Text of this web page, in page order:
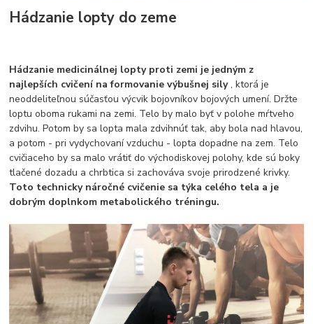
Hádzanie lopty do zeme
Hádzanie medicinálnej lopty proti zemi je jedným z
najlepších cvičení na formovanie výbušnej sily, ktorá je
neoddeliteľnou súčasťou výcvik bojovníkov bojových umení. Držte
loptu oboma rukami na zemi. Telo by malo byť v polohe mŕtveho
zdvihu. Potom by sa lopta mala zdvihnúť tak, aby bola nad hlavou,
a potom - pri vydychovaní vzduchu - lopta dopadne na zem. Telo
cvičiaceho by sa malo vrátiť do východiskovej polohy, kde sú boky
tlačené dozadu a chrbtica si zachováva svoje prirodzené krivky.
Toto technicky náročné cvičenie sa týka celého tela a je
dobrým doplnkom metabolického tréningu.